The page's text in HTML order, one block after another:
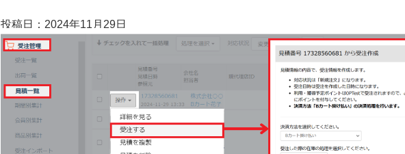
投稿日：2024年11月29日